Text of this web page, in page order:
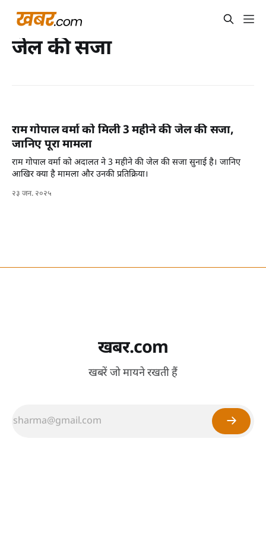
जेल की सजा
राम गोपाल वर्मा को मिली 3 महीने की जेल की सजा,
जानिए पूरा मामला
राम गोपाल वर्मा को अदालत ने 3 महीने की जेल की सजा सुनाई है। जानिए
आखिर क्या है मामला और उनकी प्रतिक्रिया।
२३ जन. २०२५
खबर.com
खबरें जो मायने रखती हैं